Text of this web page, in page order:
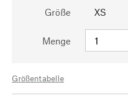
Größe XS
Menge
Größentabelle